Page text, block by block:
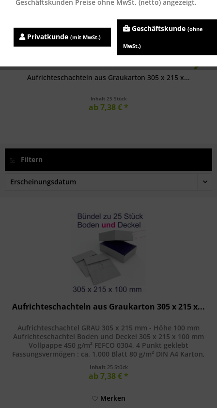
Aufrichteschachteln aus Graukarton 305 x 215 x...
Inhalt 25 Stück
ab 7,38 € *
Filtern
Aufrichteschachteln aus Graukarton 305 x 215 x...
Aufrichteschachtel GRAU 305 x 215 mm - Höhe 100 mm
Aufrichteschachtel Boden und Deckel 305 x 215 x 100 mm
Vollpappe 450 g/m² FEFCO 0304, 4 Punkt geklebt
Fassungsvermögen : ca. 1.000 Blatt 80 g/m² DIN A4 Karton,
Inhalt 25 Stück
ab 7,38 € *
Merken
Geschäftskunden Preise ohne MwSt. (netto) angezeigt.
Privatkunde (mit MwSt.)
Geschäftskunde (ohne
MwSt.)